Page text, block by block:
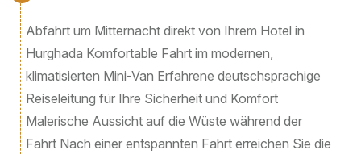
Abfahrt um Mitternacht direkt von Ihrem Hotel in
Hurghada Komfortable Fahrt im modernen,
klimatisierten Mini-Van Erfahrene deutschsprachige
Reiseleitung für Ihre Sicherheit und Komfort
Malerische Aussicht auf die Wüste während der
Fahrt Nach einer entspannten Fahrt erreichen Sie die